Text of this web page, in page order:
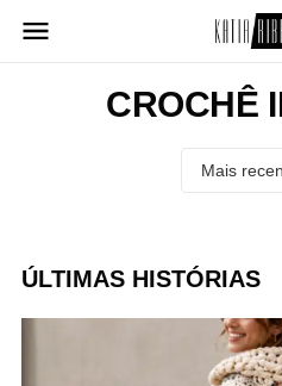
para
CROCHÊ
ÚLTIMAS HISTÓRIAS